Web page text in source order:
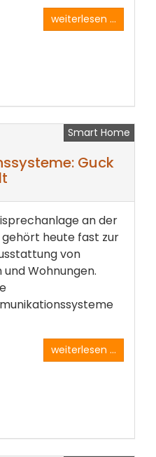
weiterlesen ...
Smart Home
Guck
an der
gehört heute fast zur
von
und Wohnungen.
weiterlesen ...